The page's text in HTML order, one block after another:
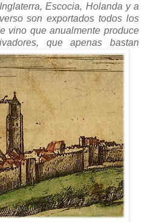
Escocia, Holanda y a
son exportados todos los
vino que anualmente produce
que apenas bastan